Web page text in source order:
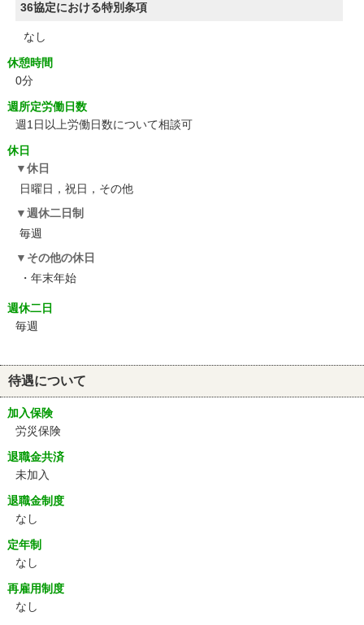
36協定における特別条項
なし
休憩時間
0分
週所定労働日数
週1日以上労働日数について相談可
休日
休日
日曜日，祝日，その他
週休二日制
毎週
その他の休日
・年末年始
週休二日
毎週
待遇について
加入保険
労災保険
退職金共済
未加入
退職金制度
なし
定年制
なし
再雇用制度
なし